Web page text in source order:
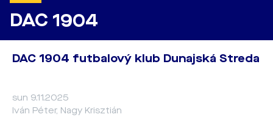
DAC 1904
DAC 1904 futbalový klub Dunajská Streda
sun 9.11.2025
Iván Péter, Nagy Krisztián